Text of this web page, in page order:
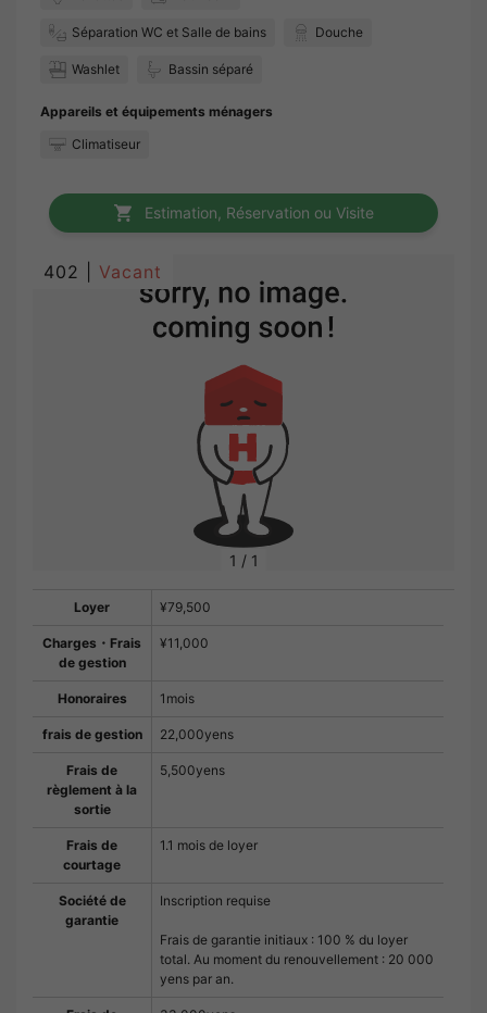
Séparation WC et Salle de bains Douche
Washlet Bassin séparé
Appareils et équipements ménagers
Climatiseur
Estimation, Réservation ou Visite
402 | Vacant
1 / 1
Loyer ¥79,500
Charges・Frais
de gestion
¥11,000
Honoraires 1mois
frais de gestion 22,000yens
Frais de
règlement à la
sortie
5,500yens
Frais de
courtage
1.1 mois de loyer
Société de
garantie
Inscription requise
Frais de garantie initiaux : 100 % du loyer
total. Au moment du renouvellement : 20 000
yens par an.